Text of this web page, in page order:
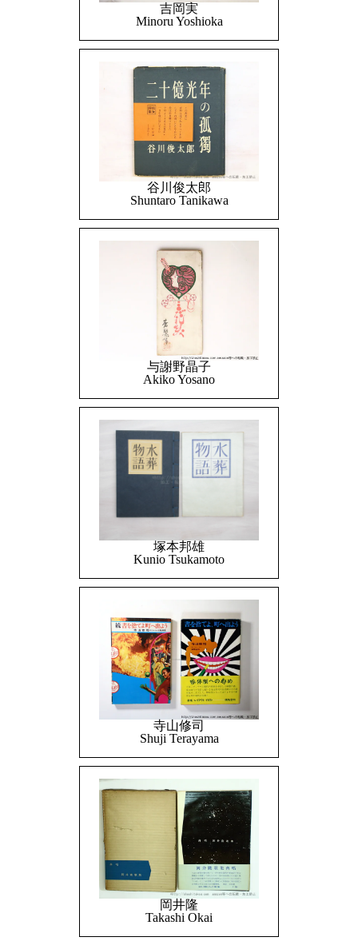
吉岡実
Minoru Yoshioka
谷川俊太郎
Shuntaro Tanikawa
与謝野晶子
Akiko Yosano
塚本邦雄
Kunio Tsukamoto
寺山修司
Shuji Terayama
岡井隆
Takashi Okai